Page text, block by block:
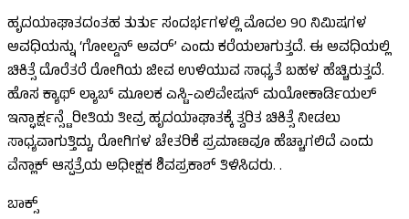
ಹೃದಯಾಘಾತದಂತಹ ತುರ್ತು ಸಂದರ್ಭಗಳಲ್ಲಿ ಮೊದಲ 90 ನಿಮಿಷಗಳ
ಅವಧಿಯನ್ನು ‘ಗೋಲ್ಡನ್ ಅವರ್’ ಎಂದು ಕರೆಯಲಾಗುತ್ತದೆ. ಈ ಅವಧಿಯಲ್ಲಿ
ಚಿಕಿತ್ಸೆ ದೊರೆತರೆ ರೋಗಿಯ ಜೀವ ಉಳಿಯುವ ಸಾಧ್ಯತೆ ಬಹಳ ಹೆಚ್ಚಿರುತ್ತದೆ.
ಹೊಸ ಕ್ಯಾಥ್ ಲ್ಯಾಬ್ ಮೂಲಕ ಎಸ್ಟಿ-ಎಲಿವೇಷನ್ ಮಯೋಕಾರ್ಡಿಯಲ್
ಇನ್ಫಾರ್ಕ್ಷನ್ಸ್ಟೆ ರೀತಿಯ ತೀವ್ರ ಹೃದಯಾಘಾತಕ್ಕೆ ತ್ವರಿತ ಚಿಕಿತ್ಸೆ ನೀಡಲು
ಸಾಧ್ಯವಾಗುತ್ತಿದ್ದು, ರೋಗಿಗಳ ಚೇತರಿಕೆ ಪ್ರಮಾಣವೂ ಹೆಚ್ಚಾಗಲಿದೆ ಎಂದು
ವೆನ್ಲಾಕ್ ಆಸ್ಪತ್ರೆಯ ಅಧೀಕ್ಷಕ ಶಿವಪ್ರಕಾಶ್ ತಿಳಿಸಿದರು. .
ಬಾಕ್ಸ್